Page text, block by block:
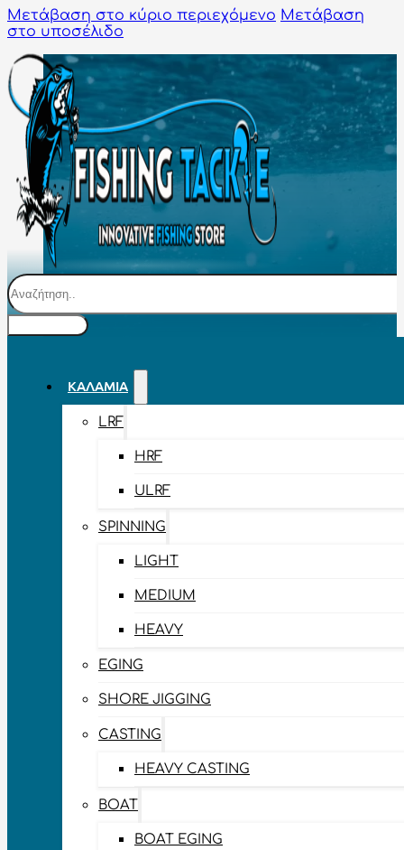
Μετάβαση στο κύριο περιεχόμενο Μετάβαση
στο υποσέλιδο
Αναζήτηση
ΚΑΛΆΜΙΑ
LRF
HRF
ULRF
SPINNING
LIGHT
MEDIUM
HEAVY
EGING
SHORE JIGGING
CASTING
HEAVY CASTING
BOAT
BOAT EGING